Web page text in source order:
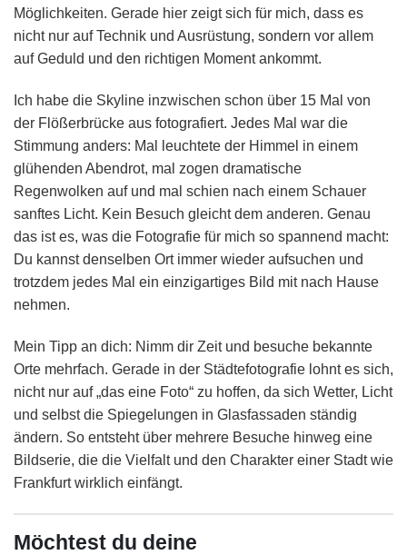
Möglichkeiten. Gerade hier zeigt sich für mich, dass es
nicht nur auf Technik und Ausrüstung, sondern vor allem
auf Geduld und den richtigen Moment ankommt.
Ich habe die Skyline inzwischen schon über 15 Mal von
der Flößerbrücke aus fotografiert. Jedes Mal war die
Stimmung anders: Mal leuchtete der Himmel in einem
glühenden Abendrot, mal zogen dramatische
Regenwolken auf und mal schien nach einem Schauer
sanftes Licht. Kein Besuch gleicht dem anderen. Genau
das ist es, was die Fotografie für mich so spannend macht:
Du kannst denselben Ort immer wieder aufsuchen und
trotzdem jedes Mal ein einzigartiges Bild mit nach Hause
nehmen.
Mein Tipp an dich: Nimm dir Zeit und besuche bekannte
Orte mehrfach. Gerade in der Städtefotografie lohnt es sich,
nicht nur auf „das eine Foto“ zu hoffen, da sich Wetter, Licht
und selbst die Spiegelungen in Glasfassaden ständig
ändern. So entsteht über mehrere Besuche hinweg eine
Bildserie, die die Vielfalt und den Charakter einer Stadt wie
Frankfurt wirklich einfängt.
Möchtest du deine